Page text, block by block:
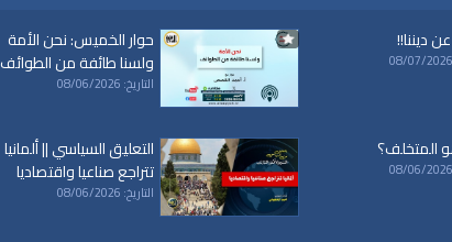
ديننا!!
حوار الخميس: نحن الأمة
ولسنا طائفة من الطوائف
التاريخ: 08/06/2026
المتخلف؟
التعليق السياسي || ألمانيا
تتراجع صناعيا واقتصاديا
التاريخ: 08/06/2026